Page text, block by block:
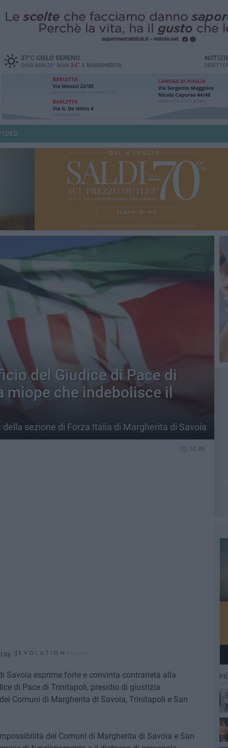
37°CCIELO SERENO
OGGI MIN 26° MAX 34° A MARGHERITA
del Giudice di Pace di
miope che indebolisce il
sezione di Forza Italia di Margherita di Savoia
10.45
by
Savoia esprime forte e convinta contrarietà alla
di Pace di Trinitapoli, presidio di giustizia
Comuni di Margherita di Savoia, Trinitapoli e San
dei Comuni di Margherita di Savoia e San